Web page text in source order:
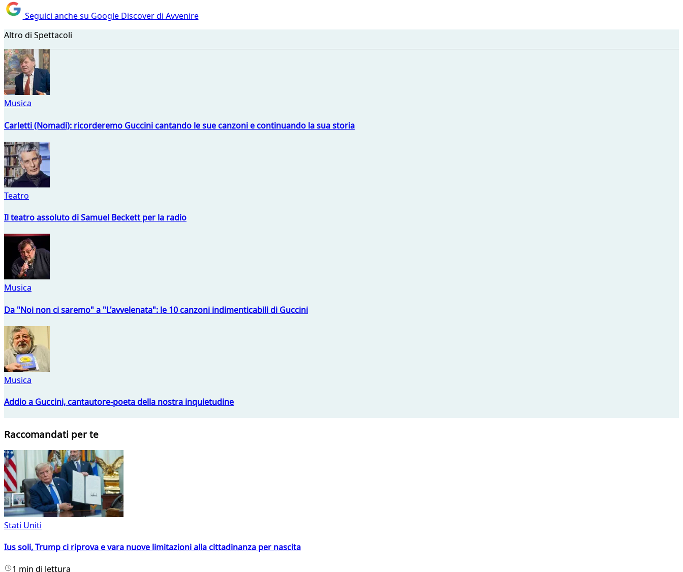
Seguici anche su Google Discover di Avvenire
Altro di Spettacoli
Musica
Carletti (Nomadi): ricorderemo Guccini cantando le sue canzoni e continuando la sua storia
Teatro
Il teatro assoluto di Samuel Beckett per la radio
Musica
Da "Noi non ci saremo" a "L'avvelenata": le 10 canzoni indimenticabili di Guccini
Musica
Addio a Guccini, cantautore-poeta della nostra inquietudine
Raccomandati per te
Stati Uniti
Ius soli, Trump ci riprova e vara nuove limitazioni alla cittadinanza per nascita
1 min di lettura